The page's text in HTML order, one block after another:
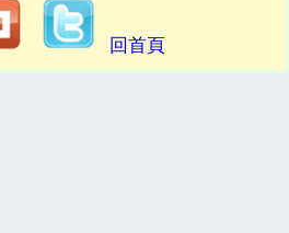
回首頁